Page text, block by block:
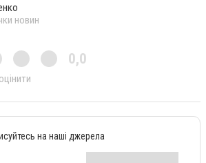
новин
0,0
на наші джерела